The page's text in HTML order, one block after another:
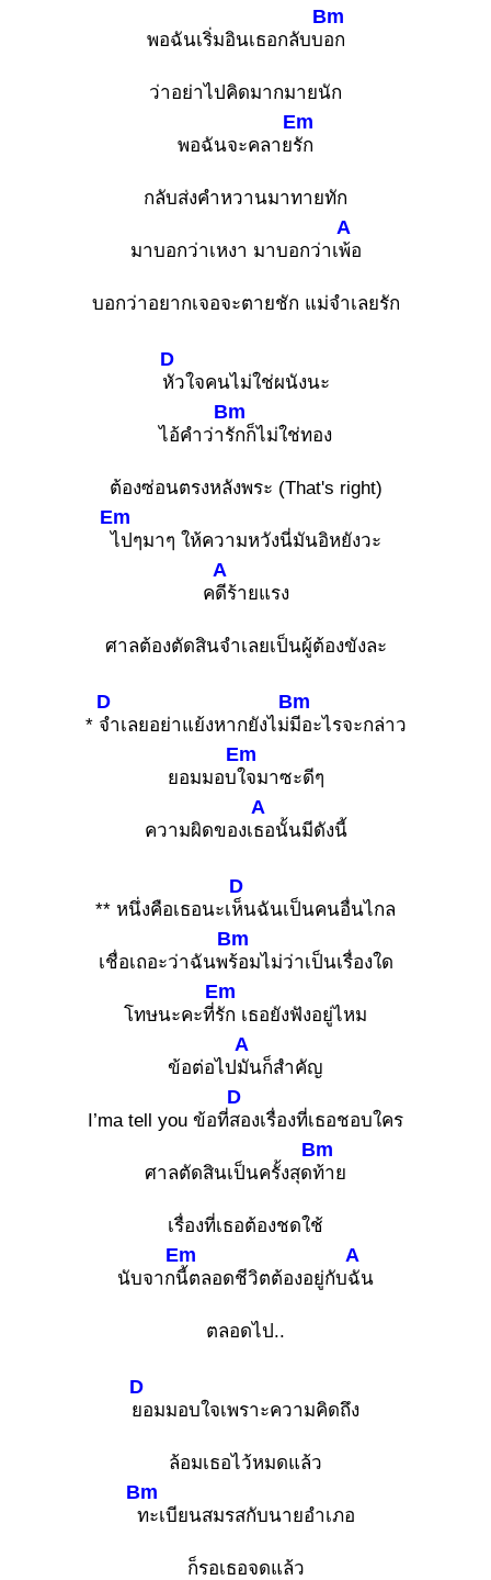
พอฉันเริ่มอินเธอกลับบ
Bm
อก
ว่าอย่าไปคิดมากมายนัก
พอฉันจะคลาย
Em
รัก
กลับส่งคำหวานมาทายทัก
มาบอกว่าเหงา มาบอกว่าเ
A
พ้อ
บอกว่าอยากเจอจะตายชัก แม่จำเลยรัก
D
หัวใจคนไม่ใช่ผนังนะ
ไอ้คำว่า
Bm
รักก็ไม่ใช่ทอง
ต้องซ่อนตรงหลังพระ (That's right)
Em
ไปๆมาๆ ให้ความหวังนี่มันอิหยังวะ
ค
A
ดีร้ายแรง
ศาลต้องตัดสินจำเลยเป็นผู้ต้องขังละ
*
D
จำเลยอย่าแย้งหากยังไม่
Bm
มีอะไรจะกล่าว
ยอมมอบ
Em
ใจมาซะดีๆ
ความผิดของเ
A
ธอนั้นมีดังนี้
** หนึ่งคือเธอนะเ
D
ห็นฉันเป็นคนอื่นไกล
เชื่อเถอะว่าฉันพ
Bm
ร้อมไม่ว่าเป็นเรื่องใด
โทษนะคะที่
Em
รัก เธอยังฟังอยู่ไหม
ข้อต่อไป
A
มันก็สำคัญ
I’ma tell you ข้อที่
D
สองเรื่องที่เธอชอบใคร
ศาลตัดสินเป็นครั้งสุด
Bm
ท้าย
เรื่องที่เธอต้องชดใช้
นับจาก
Em
นี้ตลอดชีวิตต้องอยู่กับ
A
ฉัน
ตลอดไป..
D
ยอมมอบใจเพราะความคิดถึง
ล้อมเธอไว้หมดแล้ว
Bm
ทะเบียนสมรสกับนายอำเภอ
ก็รอเธอจดแล้ว